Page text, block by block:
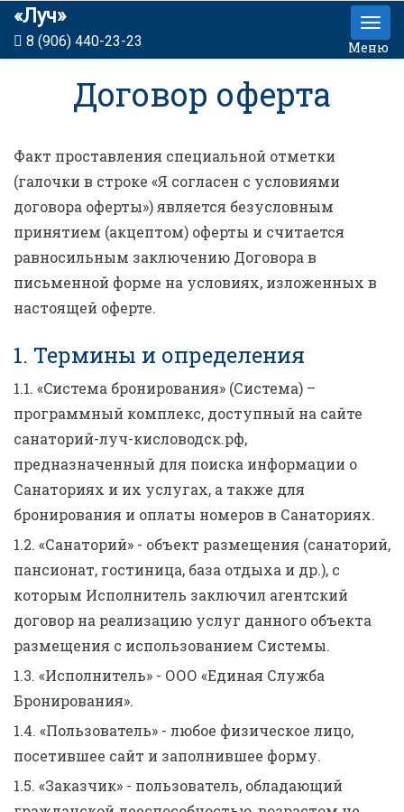
«Луч»
8 (906) 440-23-23 Меню
Договор оферта
Факт проставления специальной отметки
(галочки в строке «Я согласен с условиями
договора оферты») является безусловным
принятием (акцептом) оферты и считается
равносильным заключению Договора в
письменной форме на условиях, изложенных в
настоящей оферте.
1. Термины и определения
1.1. «Cистема бронирования» (Система) –
программный комплекс, доступный на сайте
санаторий-луч-кисловодск.рф,
предназначенный для поиска информации о
Санаториях и их услугах, а также для
бронирования и оплаты номеров в Санаториях.
1.2. «Санаторий» - объект размещения (санаторий,
пансионат, гостиница, база отдыха и др.), с
которым Исполнитель заключил агентский
договор на реализацию услуг данного объекта
размещения с использованием Системы.
1.3. «Исполнитель» - ООО «Единая Служба
Бронирования».
1.4. «Пользователь» - любое физическое лицо,
посетившее сайт и заполнившее форму.
1.5. «Заказчик» - пользователь, обладающий